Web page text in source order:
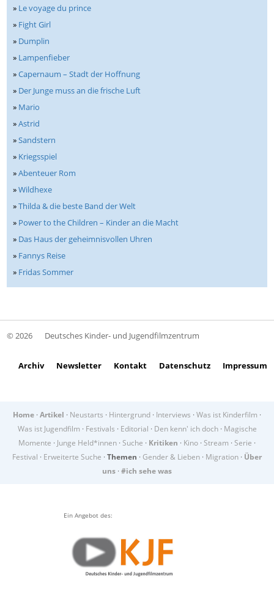
» Le voyage du prince
» Fight Girl
» Dumplin
» Lampenfieber
»Capernaum – Stadt der Hoffnung
» Der Junge muss an die frische Luft
» Mario
»Astrid
»Sandstern
» Kriegsspiel
»Abenteuer Rom
»Wildhexe
»Thilda & die beste Band der Welt
» Power to the Children – Kinder an die Macht
» Das Haus der geheimnisvollen Uhren
» Fannys Reise
» Fridas Sommer
© 2026 Deutsches Kinder- und Jugendfilmzentrum
Archiv Newsletter Kontakt Datenschutz Impressum
Home · Artikel · Neustarts · Hintergrund · Interviews · Was ist Kinderfilm ·
Was ist Jugendfilm · Festivals · Editorial · Den kenn' ich doch· Magische
Momente · Junge Held*innen · Suche · Kritiken · Kino · Stream · Serie ·
Festival · Erweiterte Suche · Themen · Gender & Lieben · Migration · Über
uns · #ich sehe was
Ein Angebot des: